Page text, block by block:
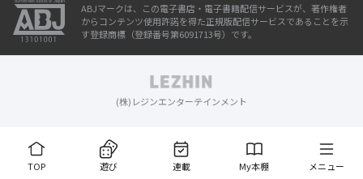
TOP 遊び 連載 My本棚 メニュー
ABJマークは、この電子書店・電子書籍配信サービスが、著作権者
からコンテンツ使用許諾を得た正規版配信サービスであることを示
す登録商標（登録番号第6091713号）です。
(株)レジンエンターテインメント